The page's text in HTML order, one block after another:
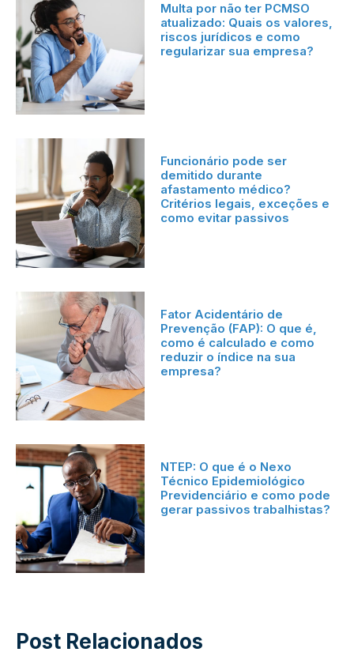
Multa por não ter PCMSO
atualizado: Quais os valores,
riscos jurídicos e como
regularizar sua empresa?
Funcionário pode ser
demitido durante
afastamento médico?
Critérios legais, exceções e
como evitar passivos
Fator Acidentário de
Prevenção (FAP): O que é,
como é calculado e como
reduzir o índice na sua
empresa?
NTEP: O que é o Nexo
Técnico Epidemiológico
Previdenciário e como pode
gerar passivos trabalhistas?
Post Relacionados